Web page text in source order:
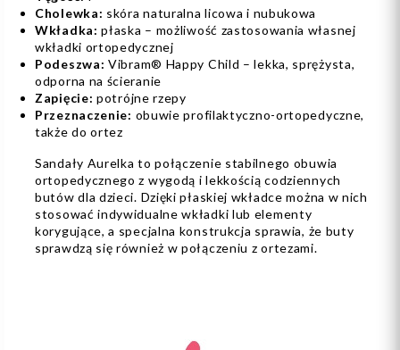
Cholewka: skóra naturalna licowa i nubukowa
Wkładka: płaska – możliwość zastosowania własnej
wkładki ortopedycznej
Podeszwa: Vibram® Happy Child – lekka, sprężysta,
odporna na ścieranie
Zapięcie: potrójne rzepy
Przeznaczenie: obuwie profilaktyczno-ortopedyczne,
także do ortez
Sandały Aurelka to połączenie stabilnego obuwia
ortopedycznego z wygodą i lekkością codziennych
butów dla dzieci. Dzięki płaskiej wkładce można w nich
stosować indywidualne wkładki lub elementy
korygujące, a specjalna konstrukcja sprawia, że buty
sprawdzą się również w połączeniu z ortezami.